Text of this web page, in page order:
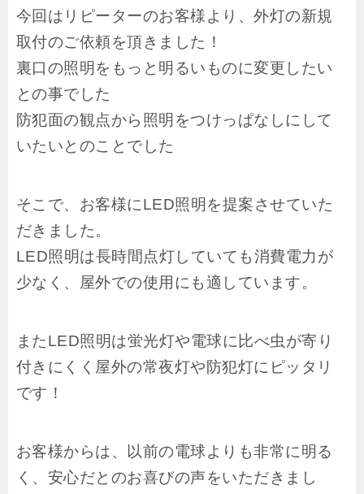
今回はリピーターのお客様より、外灯の新規
取付のご依頼を頂きました！
裏口の照明をもっと明るいものに変更したい
との事でした
防犯面の観点から照明をつけっぱなしにして
いたいとのことでした
そこで、お客様にLED照明を提案させていた
だきました。
LED照明は長時間点灯していても消費電力が
少なく、屋外での使用にも適しています。
またLED照明は蛍光灯や電球に比べ虫が寄り
付きにくく屋外の常夜灯や防犯灯にピッタリ
です！
お客様からは、以前の電球よりも非常に明る
く、安心だとのお喜びの声をいただきまし